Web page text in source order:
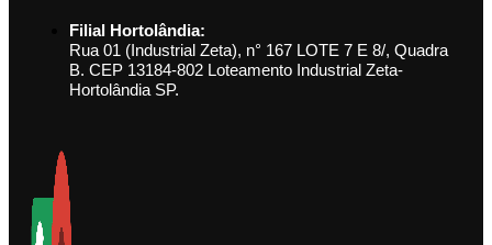
Filial Hortolândia:
Rua 01 (Industrial Zeta), n° 167 LOTE 7 E 8/, Quadra
B. CEP 13184-802 Loteamento Industrial Zeta-
Hortolândia SP.